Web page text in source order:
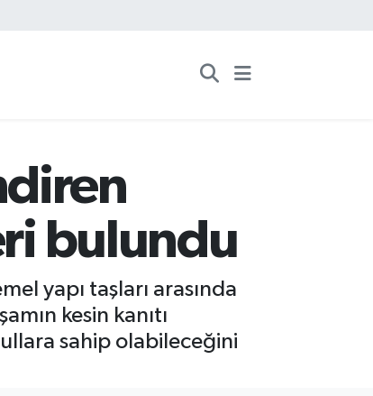
bulundu
yapı taşları arasında
kesin kanıtı
sahip olabileceğini